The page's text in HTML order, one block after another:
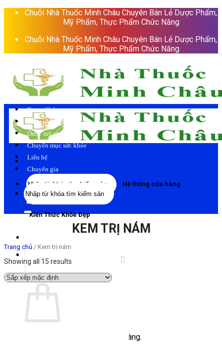
Skip
Chuỗi Nhà Thuốc Minh Châu Chuyên Bán Lẻ Dược Phẩm,
Mỹ Phẩm, Thực Phẩm Chức Năng
Chuỗi Nhà Thuốc Minh Châu Chuyên Bán Lẻ Dược Phẩm,
Mỹ Phẩm, Thực Phẩm Chức Năng
Tìm
kiếm:
Hệ thống cửa hàng
Kiến Thức Khỏe Đẹp
Giỏ hàng
Chưa có sản phẩm trong giỏ hàng.
Trang Chủ
Thực phẩm chức năng
Dược mỹ phẩm
Chuyên mục sức khỏe
Liên hệ
Chuyên gia
Tìm
kiếm:
KEM TRỊ NÁM
Trang chủ / Kem trị nám
Showing all 15 results